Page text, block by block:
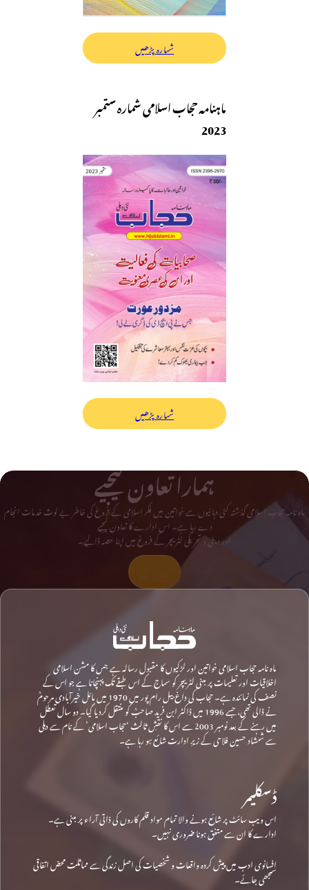
شمارہ پڑھیں
ماہنامہ حجاب اسلامی شمارہ ستمبر
2023
شمارہ پڑھیں
ہمارا تعاون کیجیے
ماہ نامہ حجاب اسلامی گذشتہ کئی دہائیوں سے خواتین میں فکر اسلامی کے فروغ کی خاطر بے لوث خدمات انجام
دے رہا ہے۔ اس ادارے کا تعاون کیجیے
اور دینی و تحریکی لٹریچر کے فروغ میں اپنا حصہ ڈالیے۔
ماہ نامہ حجاب اسلامی خواتین اور لڑکیوں کا مقبول رسالہ ہے جس کا مشن اسلامی
اخلاقیات اور تعلیمات پر مبنی لٹریچر کو سماج کے اس طبقے تک پہنچانا ہے جو اس کے
نصف کی نمائندہ ہے۔ حجاب کی داغ بیل رام پور میں 1970 میں مائل خیرآبادی مرحومؒ
نے ڈالی تھی، جسے 1996 میں ڈاکٹر ابن فرید صاحبؒ کو منتقل کردیا گیا۔ دو سال تعطل
میں رہنے کے بعد نومبر 2003 سے اس کا نقشِ ثالث ‘حجاب اسلامی’ کے نام سے دہلی
سے شمشاد حسین فلاحی کے زیرِ ادارت شائع ہو رہا ہے۔
ڈسکلیمر
اس ویب سائٹ پر شائع ہونے والا تمام مواد قلم کاروں کی ذاتی آراء پر مبنی ہے۔
ادارے کا ان سے متفق ہونا ضروری نہیں۔
افسانوی ادب میں پیش کردہ واقعات و شخصیات کی اصل زندگی سے مماثلت محض اتفاقی
سمجھی جائے۔